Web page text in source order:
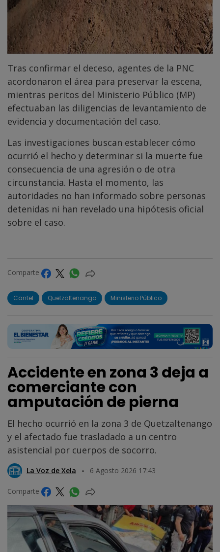
Tras confirmar el deceso, agentes de la PNC
acordonaron el área para preservar la escena,
mientras peritos del Ministerio Público (MP)
efectuaban las diligencias de levantamiento de
evidencia y documentación del caso.
Las investigaciones buscan establecer cómo
ocurrió el hecho y determinar si la muerte fue
consecuencia de una agresión o de otra
circunstancia. Hasta el momento, las
autoridades no han informado sobre personas
detenidas ni han revelado una hipótesis oficial
sobre el caso.
Comparte
Cantel Quetzaltenango Ministerio Público
Accidente en zona 3 deja a
comerciante con
amputación de pierna
El hecho ocurrió en la zona 3 de Quetzaltenango
y el afectado fue trasladado a un centro
asistencial por cuerpos de socorro.
La Voz de Xela 6 Agosto 2026 17:43
Comparte